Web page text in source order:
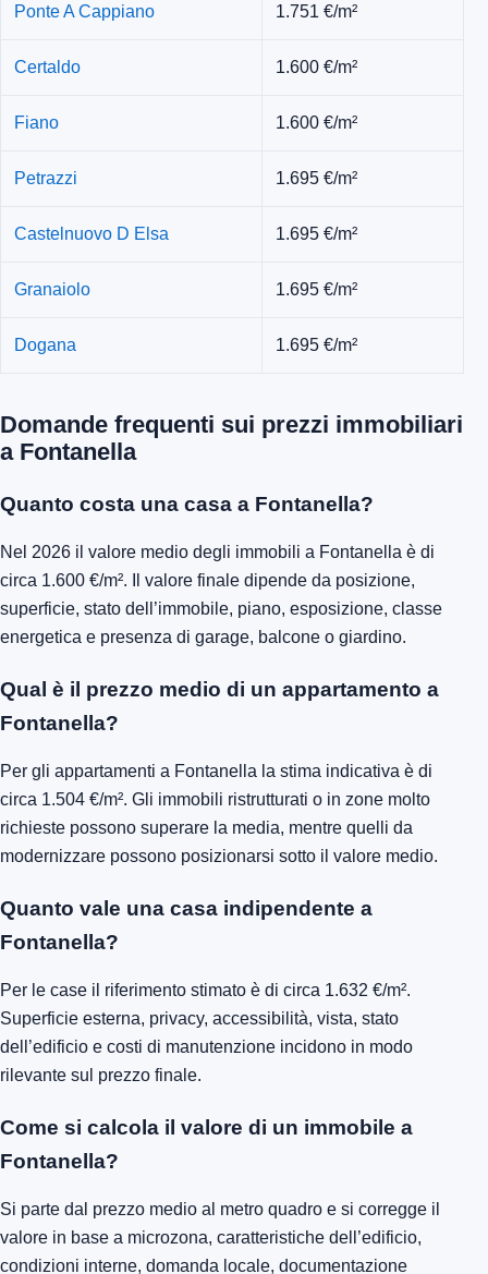
Ponte A Cappiano 1.751 €/m²
Certaldo 1.600 €/m²
Fiano 1.600 €/m²
Petrazzi 1.695 €/m²
Castelnuovo D Elsa 1.695 €/m²
Granaiolo 1.695 €/m²
Dogana 1.695 €/m²
Domande frequenti sui prezzi immobiliari
a Fontanella
Quanto costa una casa a Fontanella?
Nel 2026 il valore medio degli immobili a Fontanella è di
circa 1.600 €/m². Il valore finale dipende da posizione,
superficie, stato dell’immobile, piano, esposizione, classe
energetica e presenza di garage, balcone o giardino.
Qual è il prezzo medio di un appartamento a
Fontanella?
Per gli appartamenti a Fontanella la stima indicativa è di
circa 1.504 €/m². Gli immobili ristrutturati o in zone molto
richieste possono superare la media, mentre quelli da
modernizzare possono posizionarsi sotto il valore medio.
Quanto vale una casa indipendente a
Fontanella?
Per le case il riferimento stimato è di circa 1.632 €/m².
Superficie esterna, privacy, accessibilità, vista, stato
dell’edificio e costi di manutenzione incidono in modo
rilevante sul prezzo finale.
Come si calcola il valore di un immobile a
Fontanella?
Si parte dal prezzo medio al metro quadro e si corregge il
valore in base a microzona, caratteristiche dell’edificio,
condizioni interne, domanda locale, documentazione